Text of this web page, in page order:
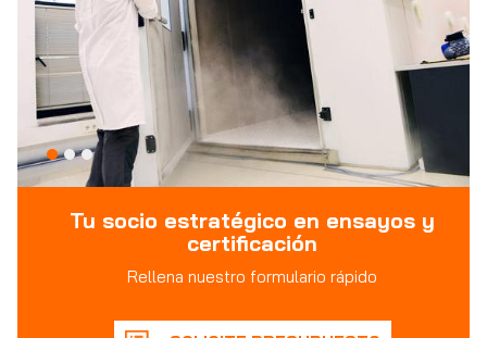
Tu socio estratégico en ensayos y
certificación
Rellena nuestro formulario rápido